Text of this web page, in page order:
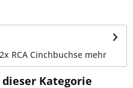
RCA Cinchbuchse mehr
Kategorie